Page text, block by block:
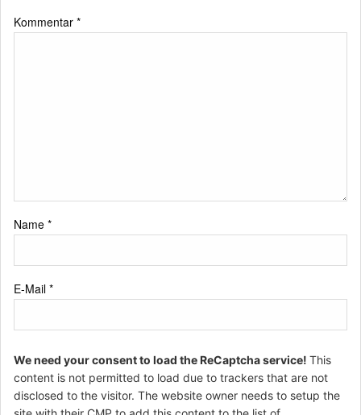
Kommentar *
Name *
E-Mail *
We need your consent to load the ReCaptcha service! This
content is not permitted to load due to trackers that are not
disclosed to the visitor. The website owner needs to setup the